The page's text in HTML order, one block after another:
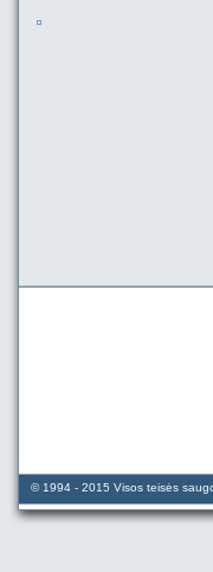
© 1994 - 2015 Visos teisės